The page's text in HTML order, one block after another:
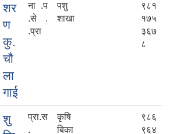
शर
ण
कु.
चौ
ला
गाई
ना .प
.से .
.प्रा
पशु
शाखा
९८१
१७५
३६७
८
शु
प्रा.स
.
कृषि
बिका
९८६
९६४